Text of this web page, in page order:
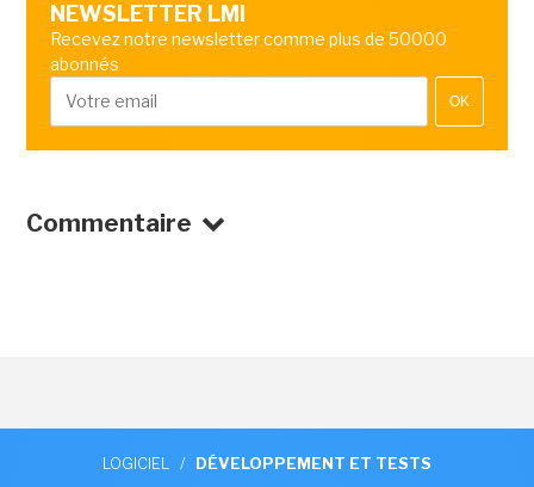
NEWSLETTER LMI
Recevez notre newsletter comme plus de 50000
abonnés
OK
Commentaire
LOGICIEL / DÉVELOPPEMENT ET TESTS